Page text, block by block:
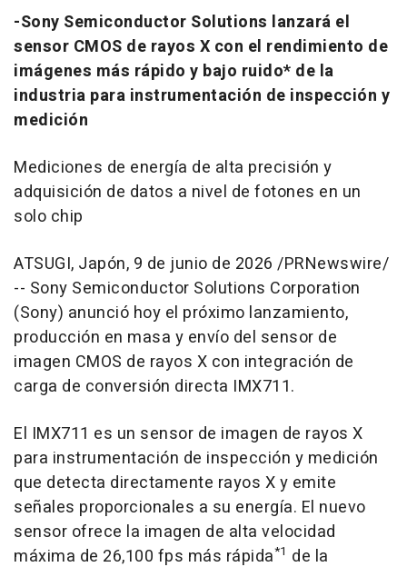
-Sony Semiconductor Solutions lanzará el
sensor CMOS de rayos X con el rendimiento de
imágenes más rápido y bajo ruido* de la
industria para instrumentación de inspección y
medición
Mediciones de energía de alta precisión y
adquisición de datos a nivel de fotones en un
solo chip
ATSUGI, Japón, 9 de junio de 2026 /PRNewswire/
-- Sony Semiconductor Solutions Corporation
(Sony) anunció hoy el próximo lanzamiento,
producción en masa y envío del sensor de
imagen CMOS de rayos X con integración de
carga de conversión directa IMX711.
El IMX711 es un sensor de imagen de rayos X
para instrumentación de inspección y medición
que detecta directamente rayos X y emite
señales proporcionales a su energía. El nuevo
sensor ofrece la imagen de alta velocidad
máxima de 26,100 fps más rápida*1 de la